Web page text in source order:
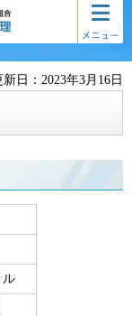
コンテ
ンツメ
ニュー
新日：2023年3月16日
ル